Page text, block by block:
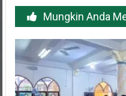
Mungkin Anda